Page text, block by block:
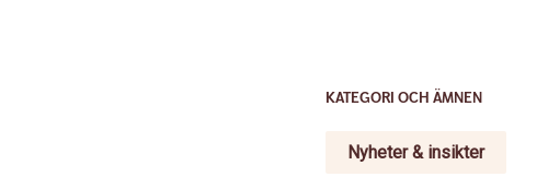
KATEGORI OCH ÄMNEN
Nyheter & insikter